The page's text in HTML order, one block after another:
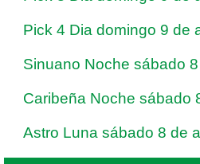
Pick 4 Dia domingo 9 de
Sinuano Noche sábado
Caribeña Noche sábado
Astro Luna sábado 8 de